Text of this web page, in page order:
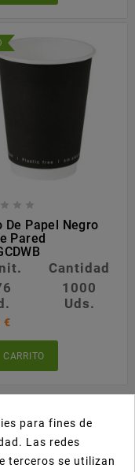
  
De Papel Negro
Pared
Cantidad
1000
Uds.
€
CARRITO
para fines de
Las redes
terceros se utilizan